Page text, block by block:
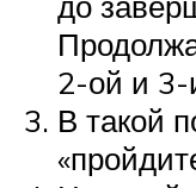
2-ой и 3-
В такой